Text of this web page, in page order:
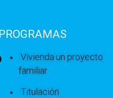
PROGRAMAS
Vivienda un proyecto
familiar
Titulación